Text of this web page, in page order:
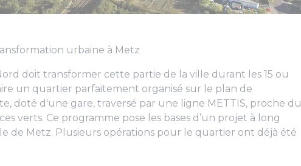
urbaine à Metz
doit transformer cette partie de la ville durant les 15 ou
un quartier parfaitement organisé sur le plan de
doté d'une gare, traversé par une ligne METTIS, proche du
verts. Ce programme pose les bases d’un projet à long
de Metz. Plusieurs opérations pour le quartier ont déjà été